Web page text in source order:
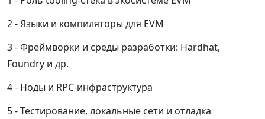
Языки и компиляторы для EVM
Фреймворки и среды разработки: Hardhat,
Foundry и др.
Ноды и RPC-инфраструктура
Тестирование, локальные сети и отладка